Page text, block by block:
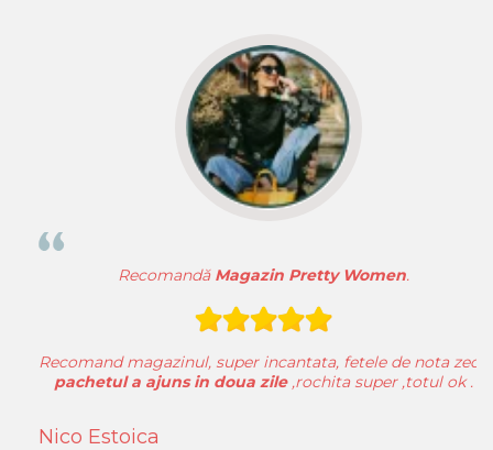
Nico Estoica
RecomandăMagazin Pretty Women.
Recomand magazinul, super incantata, fetele de nota zece
pachetul a ajuns in doua zile,rochita super ,totul ok .